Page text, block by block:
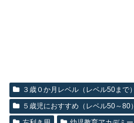
３歳０か月レベル（レベル50まで）
５歳児におすすめ（レベル50～80）